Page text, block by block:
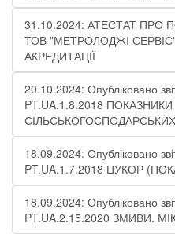
31.10.2024: АТЕСТАТ ПРО
ТОВ "МЕТРОЛОДЖІ
АКРЕДИТАЦІЇ
20.10.2024: Опубліковано
PT.UA.1.8.2018
18.09.2024: Опубліковано
PT.UA.1.7.2018 ЦУКОР
18.09.2024: Опубліковано
PT.UA.2.15.2020 ЗМИВИ.